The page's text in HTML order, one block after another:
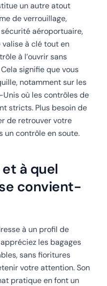
un autre atout
de verrouillage,
aéroportuaire,
à clé tout en
à l’ouvrir sans
signifie que vous
notamment sur les
où les contrôles de
stricts. Plus besoin de
de retrouver votre
un contrôle en soute.
à quel
convient-
à un profil de
les bagages
sans fioritures
votre attention. Son
pratique en font un